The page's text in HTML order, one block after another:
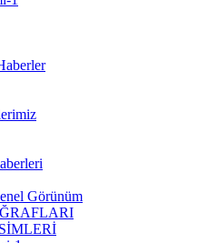
Görünüm